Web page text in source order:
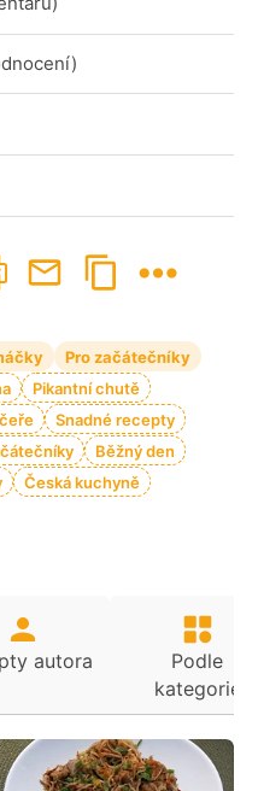
Pro začátečníky
Pikantní chutě
Snadné recepty
Běžný den
Česká kuchyně
autora
Podle
kategorie